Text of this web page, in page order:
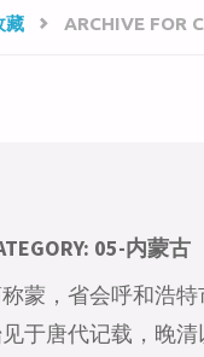
藏 ARCHIVE FOR
05-内蒙古
蒙，省会呼和浩
于唐代记载，晚